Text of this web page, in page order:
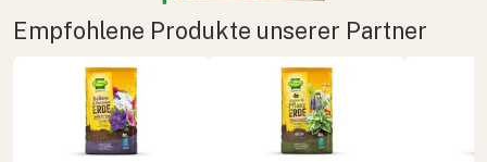
Empfohlene Produkte unserer Partner